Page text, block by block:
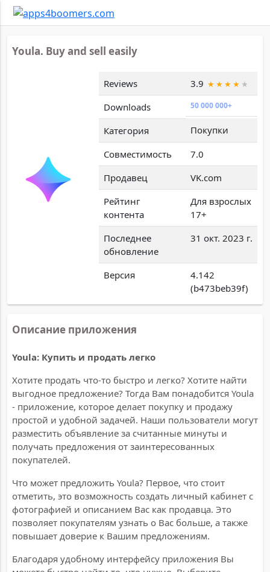
Youla. Buy and sell easily
Reviews
3.9
Downloads
50 000 000+
Категория
Покупки
Совместимость
7.0
Продавец
VK.com
Рейтинг
контента
Для взрослых
17+
Последнее
обновление
31 окт. 2023 г.
Версия
4.142
(b473beb39f)
Описание приложения
Youla: Купить и продать легко
Хотите продать что-то быстро и легко? Хотите найти
выгодное предложение? Тогда Вам понадобится Youla
- приложение, которое делает покупку и продажу
простой и удобной задачей. Наши пользователи могут
разместить объявление за считанные минуты и
получать предложения от заинтересованных
покупателей.
Что может предложить Youla? Первое, что стоит
отметить, это возможность создать личный кабинет с
фотографией и описанием Вас как продавца. Это
позволяет покупателям узнать о Вас больше, а также
повышает доверие к Вашим предложениям.
Благодаря удобному интерфейсу приложения Вы